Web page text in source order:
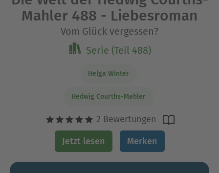
Mahler 488 - Liebesroman
Vom Glück vergessen?
Serie (Teil 488)
Helga Winter
Hedwig Courths-Mahler
2 Bewertungen
Jetzt lesen Merken